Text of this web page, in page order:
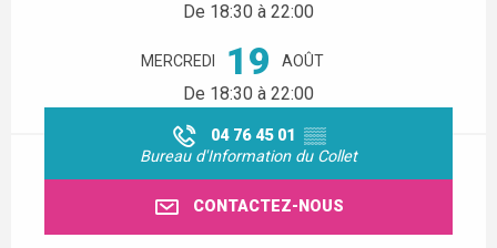
De 18:30 à 22:00
MERCREDI 19 AOÛT
De 18:30 à 22:00
04 76 45 01 ▒▒
Bureau d'Information du Collet
CONTACTEZ-NOUS